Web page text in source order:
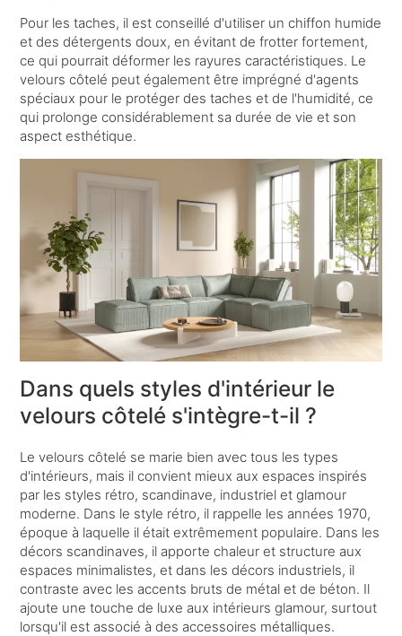
Pour les taches, il est conseillé d'utiliser un chiffon humide
et des détergents doux, en évitant de frotter fortement,
ce qui pourrait déformer les rayures caractéristiques. Le
velours côtelé peut également être imprégné d'agents
spéciaux pour le protéger des taches et de l'humidité, ce
qui prolonge considérablement sa durée de vie et son
aspect esthétique.
Dans quels styles d'intérieur le
velours côtelé s'intègre-t-il ?
Le velours côtelé se marie bien avec tous les types
d'intérieurs, mais il convient mieux aux espaces inspirés
par les styles rétro, scandinave, industriel et glamour
moderne. Dans le style rétro, il rappelle les années 1970,
époque à laquelle il était extrêmement populaire. Dans les
décors scandinaves, il apporte chaleur et structure aux
espaces minimalistes, et dans les décors industriels, il
contraste avec les accents bruts de métal et de béton. Il
ajoute une touche de luxe aux intérieurs glamour, surtout
lorsqu'il est associé à des accessoires métalliques.